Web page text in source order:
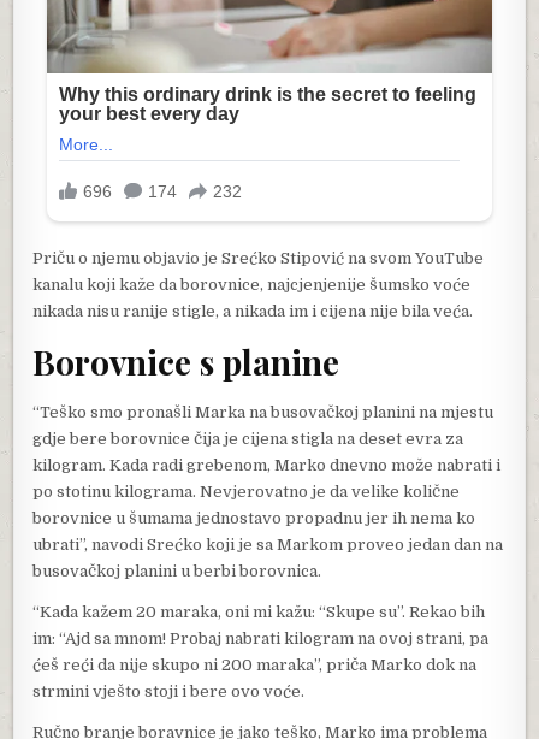
Priču o njemu objavio je Srećko Stipović na svom YouTube
kanalu koji kaže da borovnice, najcjenjenije šumsko voće
nikada nisu ranije stigle, a nikada im i cijena nije bila veća.
Borovnice s planine
“Teško smo pronašli Marka na busovačkoj planini na mjestu
gdje bere borovnice čija je cijena stigla na deset evra za
kilogram. Kada radi grebenom, Marko dnevno može nabrati i
po stotinu kilograma. Nevjerovatno je da velike količne
borovnice u šumama jednostavo propadnu jer ih nema ko
ubrati”, navodi Srećko koji je sa Markom proveo jedan dan na
busovačkoj planini u berbi borovnica.
“Kada kažem 20 maraka, oni mi kažu: “Skupe su”. Rekao bih
im: “Ajd sa mnom! Probaj nabrati kilogram na ovoj strani, pa
ćeš reći da nije skupo ni 200 maraka”, priča Marko dok na
strmini vješto stoji i bere ovo voće.
Ručno branje boravnice je jako teško, Marko ima problema